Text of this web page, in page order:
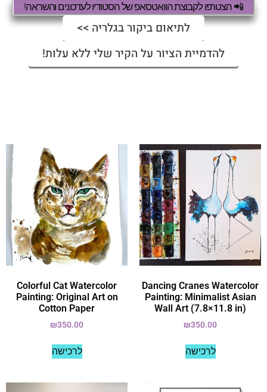
📲 הצטרפו לקבוצת הוואטסאפ של הסטודיו לעדכונים והשראה!
לתיאום ביקור בגלריה >>
להדמיית הציור על הקיר שלי ללא עלות!
Dancing Cranes Watercolor
Painting: Minimalist Asian
Wall Art (7.8×11.8 in)
₪350.00
לרכישה
Colorful Cat Watercolor
Painting: Original Art on
Cotton Paper
₪350.00
לרכישה